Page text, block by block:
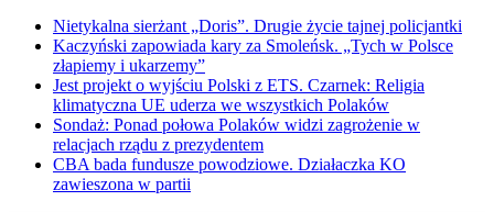
Nietykalna sierżant „Doris”. Drugie życie tajnej policjantki
Kaczyński zapowiada kary za Smoleńsk. „Tych w Polsce
złapiemy i ukarzemy”
Jest projekt o wyjściu Polski z ETS. Czarnek: Religia
klimatyczna UE uderza we wszystkich Polaków
Sondaż: Ponad połowa Polaków widzi zagrożenie w
relacjach rządu z prezydentem
CBA bada fundusze powodziowe. Działaczka KO
zawieszona w partii